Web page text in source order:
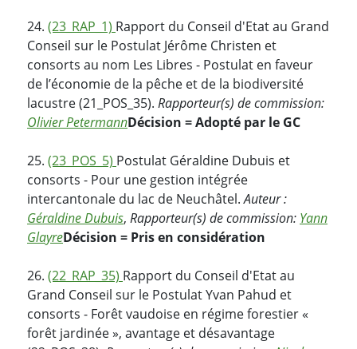
24. (23_RAP_1) Rapport du Conseil d'Etat au Grand
Conseil sur le Postulat Jérôme Christen et
consorts au nom Les Libres - Postulat en faveur
de l’économie de la pêche et de la biodiversité
lacustre (21_POS_35). Rapporteur(s) de commission:
Olivier PetermannDécision = Adopté par le GC
25. (23_POS_5) Postulat Géraldine Dubuis et
consorts - Pour une gestion intégrée
intercantonale du lac de Neuchâtel.Auteur :
Géraldine Dubuis, Rapporteur(s) de commission: Yann
GlayreDécision = Pris en considération
26. (22_RAP_35) Rapport du Conseil d'Etat au
Grand Conseil sur le Postulat Yvan Pahud et
consorts - Forêt vaudoise en régime forestier «
forêt jardinée », avantage et désavantage